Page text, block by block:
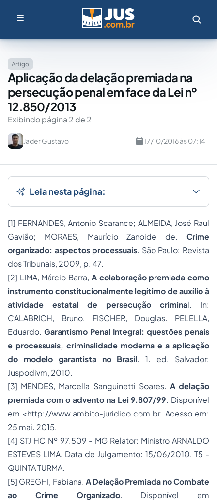
Artigo
Aplicação da delação premiada na
persecução penal em face da Lei nº
12.850/2013
Exibindo página 2 de 2
Jader Gustavo 17/10/2016 às 07:14
Leia nesta página:
[1] FERNANDES, Antonio Scarance; ALMEIDA, José Raul
Gavião; MORAES, Maurício Zanoide de. Crime
organizado: aspectos processuais. São Paulo: Revista
dos Tribunais, 2009, p. 47.
[2] LIMA, Márcio Barra, A colaboração premiada como
instrumento constitucionalmente legítimo de auxílio à
atividade estatal de persecução criminal. In:
CALABRICH, Bruno. FISCHER, Douglas. PELELLA,
Eduardo. Garantismo Penal Integral: questões penais
e processuais, criminalidade moderna e a aplicação
do modelo garantista no Brasil. 1. ed. Salvador:
Juspodivm, 2010.
[3] MENDES, Marcella Sanguinetti Soares. A delação
premiada com o advento na Lei 9.807/99. Disponível
em <http://www.ambito-juridico.com.br. Acesso em:
25 mai. 2015.
[4] STJ HC Nº 97.509 - MG Relator: Ministro ARNALDO
ESTEVES LIMA, Data de Julgamento: 15/06/2010, T5 -
QUINTA TURMA.
[5] GREGHI, Fabiana. A Delação Premiada no Combate
ao Crime Organizado. Disponível em